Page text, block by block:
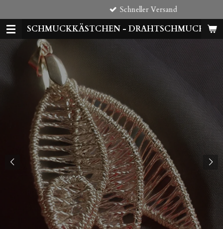
Hauptinhalt
springenSCHMUCKKÄSTCHEN - DRAHTSCHMUCK
Schneller Versand